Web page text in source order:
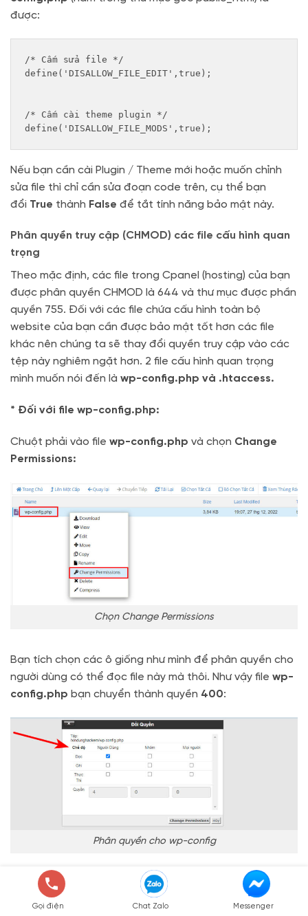
được:
/* Cấm sửa file */
define('DISALLOW_FILE_EDIT',true);
/* Cấm cài theme plugin */
define('DISALLOW_FILE_MODS',true);
Nếu bạn cần cài Plugin / Theme mới hoặc muốn chỉnh
sửa file thì chỉ cần sửa đoạn code trên, cụ thể bạn
đổi True thành False để tắt tính năng bảo mật này.
Phân quyền truy cập (CHMOD) các file cấu hình quan
trọng
Theo mặc định, các file trong Cpanel (hosting) của bạn
được phân quyền CHMOD là 644 và thư mục được phần
quyền 755. Đối với các file chứa cấu hình toàn bộ
website của bạn cần được bảo mật tốt hơn các file
khác nên chúng ta sẽ thay đổi quyền truy cập vào các
tệp này nghiêm ngặt hơn. 2 file cấu hình quan trọng
mình muốn nói đến là wp-config.php và .htaccess.
* Đối với file wp-config.php:
Chuột phải vào file wp-config.php và chọn Change
Permissions:
Chọn Change Permissions
Bạn tích chọn các ô giống như mình để phân quyền cho
người dùng có thể đọc file này mà thôi. Như vậy file wp-
config.php bạn chuyển thành quyền 400:
Phân quyền cho wp-config
* Đối với file .htaccess:
Gọi điện Chat Zalo Messenger